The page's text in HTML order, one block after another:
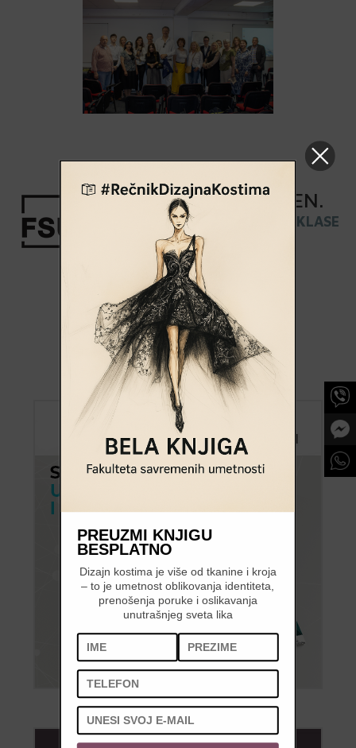
UPISNIROKJE OTVOREN.
PRIJAVI SE I POSTANI DEO KLASE
PREUZMI KNJIGU
BESPLATNO
Dizajn kostima je više od tkanine i kroja
– to je umetnost oblikovanja identiteta,
prenošenja poruke i oslikavanja
unutrašnjeg sveta lika